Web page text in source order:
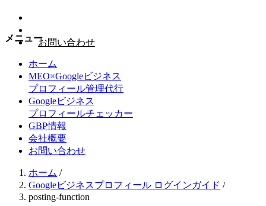
お問い合わせ
メニュー
ホーム
MEO×Googleビジネス
プロフィール管理代行
Googleビジネス
プロフィールチェッカー
GBP情報
会社概要
お問い合わせ
ホーム /
Googleビジネスプロフィール ログインガイド /
posting-function